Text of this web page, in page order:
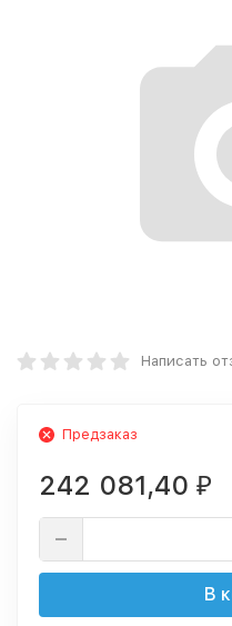
Написать
Предзаказ
242 081,40 ₽
В